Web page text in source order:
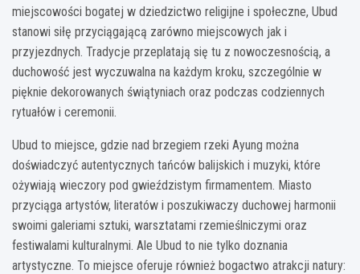
miejscowości bogatej w dziedzictwo religijne i społeczne, Ubud
stanowi siłę przyciągającą zarówno miejscowych jak i
przyjezdnych. Tradycje przeplatają się tu z nowoczesnością, a
duchowość jest wyczuwalna na każdym kroku, szczególnie w
pięknie dekorowanych świątyniach oraz podczas codziennych
rytuałów i ceremonii.
Ubud to miejsce, gdzie nad brzegiem rzeki Ayung można
doświadczyć autentycznych tańców balijskich i muzyki, które
ożywiają wieczory pod gwieździstym firmamentem. Miasto
przyciąga artystów, literatów i poszukiwaczy duchowej harmonii
swoimi galeriami sztuki, warsztatami rzemieślniczymi oraz
festiwalami kulturalnymi. Ale Ubud to nie tylko doznania
artystyczne. To miejsce oferuje również bogactwo atrakcji natury: